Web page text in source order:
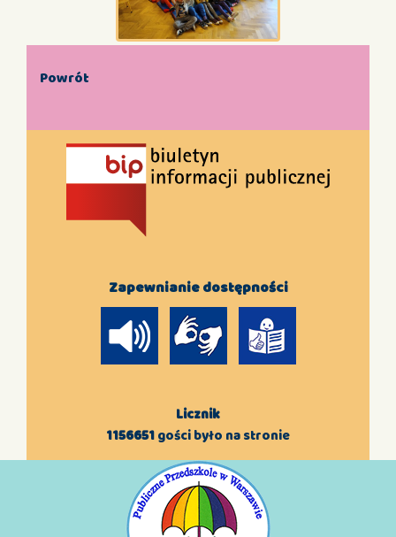
Powrót
Zapewnianie dostępności
Licznik
1156651gości było na stronie